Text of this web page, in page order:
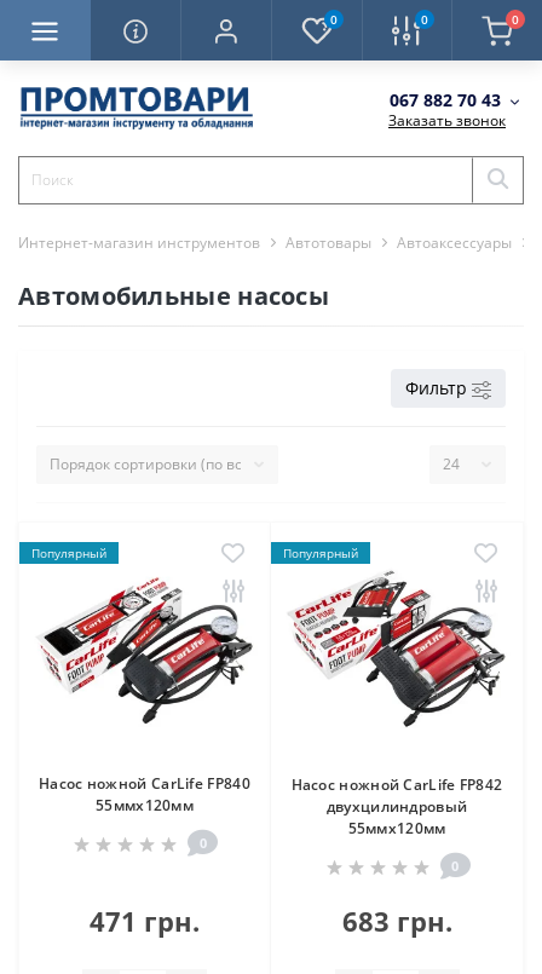
0 0 0
067 882 70 43
Заказать звонок
Интернет-магазин инструментов Автотовары Автоаксессуары
Автомобильные насосы
Фильтр
Популярный
Насос ножной CarLife FP840
55ммx120мм
0
471 грн.
Популярный
Насос ножной CarLife FP842
двухцилиндровый
55ммx120мм
0
683 грн.